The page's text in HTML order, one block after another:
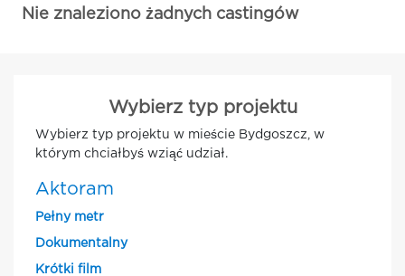
Nie znaleziono żadnych castingów
Wybierz typ projektu
Wybierz typ projektu w mieście Bydgoszcz, w
którym chciałbyś wziąć udział.
Aktoram
Pełny metr
Dokumentalny
Krótki film